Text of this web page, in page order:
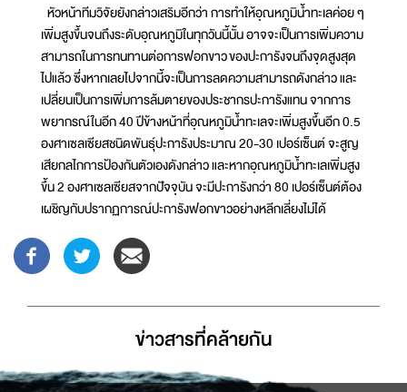
หัวหน้าทีมวิจัยยังกล่าวเสริมอีกว่า การทำให้อุณหภูมิน้ำทะเลค่อย ๆ
เพิ่มสูงขึ้นจนถึงระดับอุณหภูมิในทุกวันนี้นั้น อาจจะเป็นการเพิ่มความ
สามารถในการทนทานต่อการฟอกขาว ของปะการังจนถึงจุดสูงสุด
ไปแล้ว ซึ่งหากเลยไปจากนี้จะเป็นการลดความสามารถดังกล่าว และ
เปลี่ยนเป็นการเพิ่มการล้มตายของประชากรปะการังแทน จากการ
พยากรณ์ในอีก 40 ปีข้างหน้าที่อุณหภูมิน้ำทะเลจะเพิ่มสูงขึ้นอีก 0.5
องศาเซลเซียสชนิดพันธุ์ปะการังประมาณ 20-30 เปอร์เซ็นต์ จะสูญ
เสียกลไกการป้องกันตัวเองดังกล่าว และหากอุณหภูมิน้ำทะเลเพิ่มสูง
ขึ้น 2 องศาเซลเซียสจากปัจจุบัน จะมีปะการังกว่า 80 เปอร์เซ็นต์ต้อง
เผชิญกับปรากฏการณ์ปะการังฟอกขาวอย่างหลีกเลี่ยงไม่ได้
ข่าวสารที่่คล้ายกัน